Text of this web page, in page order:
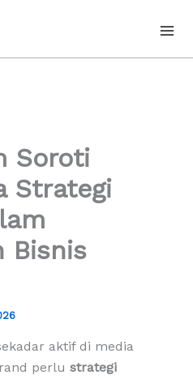
Soroti
Strategi
Bisnis
aktif di media
perlu strategi